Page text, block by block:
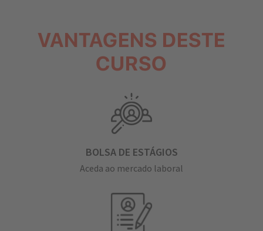
VANTAGENS DESTE
CURSO
BOLSA DE ESTÁGIOS
Aceda ao mercado laboral